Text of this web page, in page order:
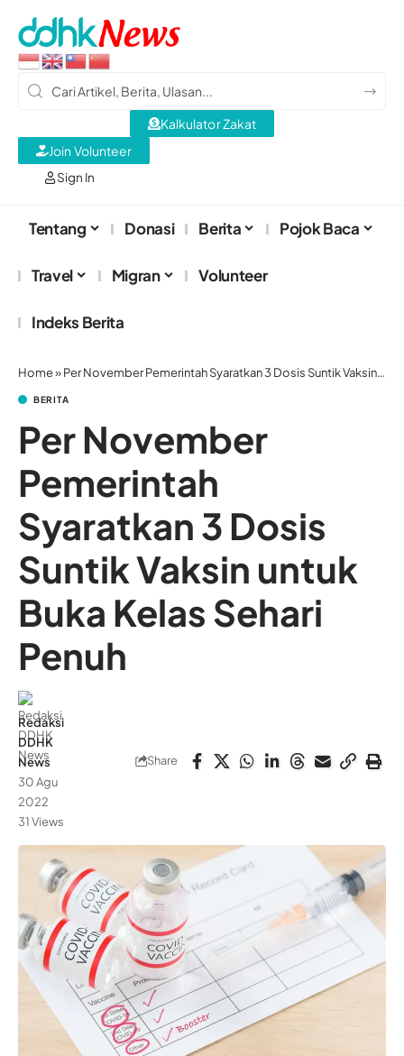
Sign In
Kalkulator Zakat
Join Volunteer
Tentang Donasi Berita Pojok Baca
Travel Migran Volunteer
Indeks Berita
Home»Per November Pemerintah Syaratkan 3 Dosis Suntik Vaksin untuk Buka Kelas Sehari Penuh
BERITA
Per November
Pemerintah
Syaratkan 3 Dosis
Suntik Vaksin untuk
Buka Kelas Sehari
Penuh
Redaksi
DDHK
News
30 Agu
2022
31 Views
Share